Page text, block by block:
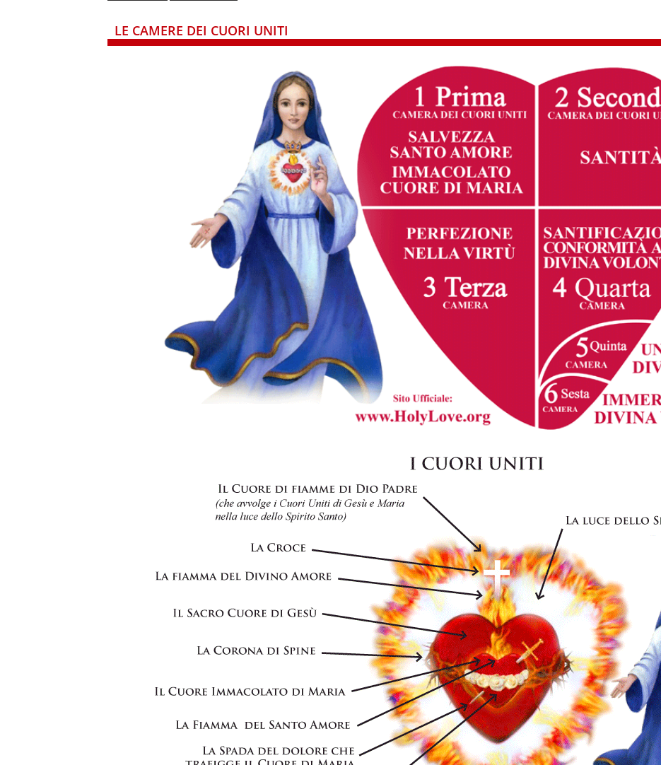
LE CAMERE DEI CUORI UNITI